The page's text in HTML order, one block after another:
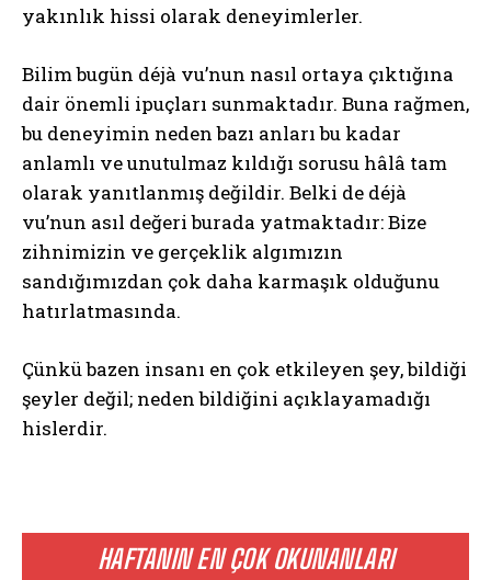
ABONE OL
Gizlilik politikasınıokudum, onaylıyorum.
HAFTANIN EN ÇOK OKUNANLARI
yakınlık hissi olarak deneyimlerler.
Bilim bugün déjà vu’nun nasıl ortaya çıktığına
dair önemli ipuçları sunmaktadır. Buna rağmen,
bu deneyimin neden bazı anları bu kadar
anlamlı ve unutulmaz kıldığı sorusu hâlâ tam
olarak yanıtlanmış değildir. Belki de déjà
vu’nun asıl değeri burada yatmaktadır: Bize
zihnimizin ve gerçeklik algımızın
sandığımızdan çok daha karmaşık olduğunu
hatırlatmasında.
Çünkü bazen insanı en çok etkileyen şey, bildiği
şeyler değil; neden bildiğini açıklayamadığı
hislerdir.